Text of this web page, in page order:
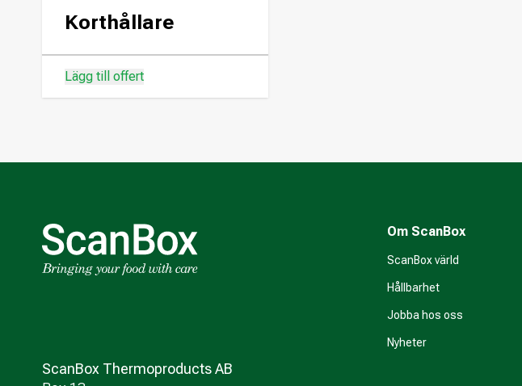
Korthållare
Lägg till offert
ScanBox Thermoproducts AB
Om ScanBox
ScanBox värld
Hållbarhet
Jobba hos oss
Nyheter